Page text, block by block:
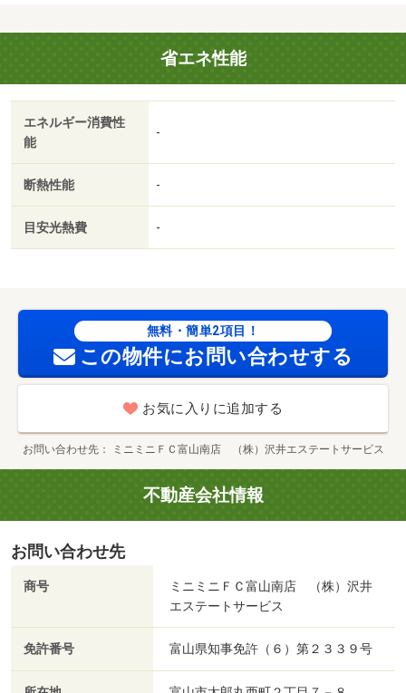
省エネ性能
エネルギー消費性
能
-
断熱性能 -
目安光熱費 -
無料・簡単2項目！
この物件にお問い合わせする
お気に入りに追加する
お問い合わせ先 ミニミニＦＣ富山南店 （株）沢井エステートサービス
不動産会社情報
お問い合わせ先
商号
ミニミニＦＣ富山南店 （株）沢井
エステートサービス
免許番号 富山県知事免許（６）第２３３９号